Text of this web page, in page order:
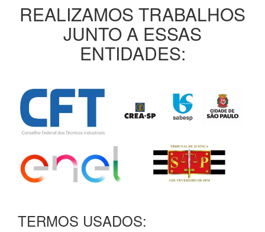
REALIZAMOS TRABALHOS
JUNTO A ESSAS
ENTIDADES:
TERMOS USADOS: